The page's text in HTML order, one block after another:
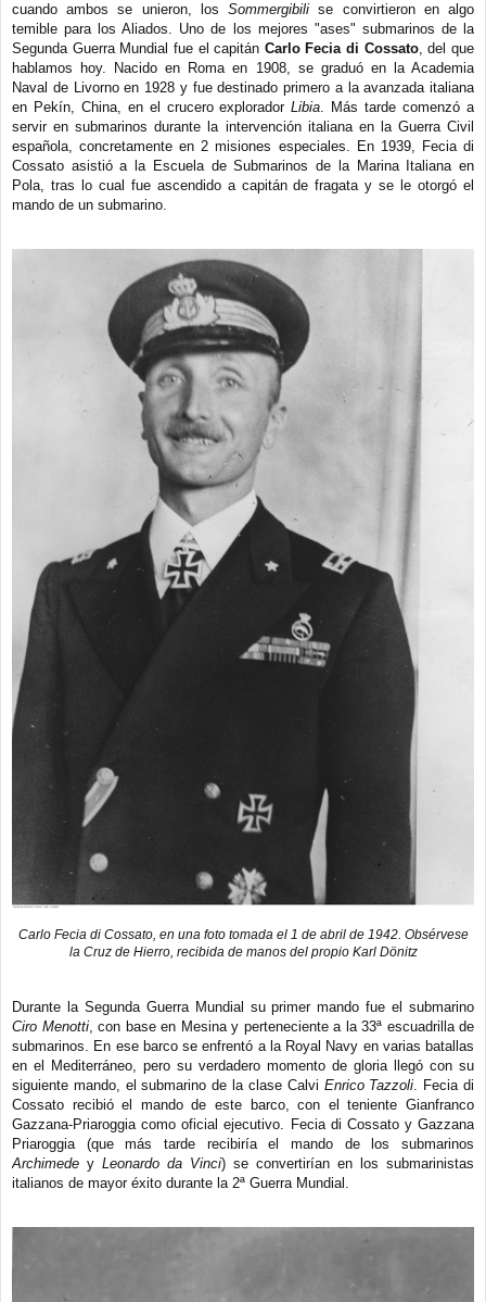
cuando ambos se unieron, losSommergibili se convirtieron en algo
temible para los Aliados. Uno de los mejores "ases" submarinos de la
Segunda Guerra Mundial fue el capitán Carlo Fecia di Cossato, del que
hablamos hoy. Nacido en Roma en 1908, se graduó en la Academia
Naval de Livorno en 1928 y fue destinado primero a la avanzada italiana
en Pekín, China, en el crucero exploradorLibia. Más tarde comenzó a
servir en submarinos durante la intervención italiana en la Guerra Civil
española, concretamente en 2 misiones especiales. En 1939, Fecia di
Cossato asistió a la Escuela de Submarinos de la Marina Italiana en
Pola, tras lo cual fue ascendido a capitán de fragata y se le otorgó el
mando de un submarino.
Carlo Fecia di Cossato, en una foto tomada el 1 de abril de 1942. Obsérvese
la Cruz de Hierro, recibida de manos del propio Karl Dönitz
Durante la Segunda Guerra Mundial su primer mando fue el submarino
Ciro Menotti, con base en Mesina y perteneciente a la 33ª escuadrilla de
submarinos. En ese barco se enfrentó a la Royal Navy en varias batallas
en el Mediterráneo, pero su verdadero momento de gloria llegó con su
siguiente mando, el submarino de la clase Calvi Enrico Tazzoli . Fecia di
Cossato recibió el mando de este barco, con el teniente Gianfranco
Gazzana-Priaroggia como oficial ejecutivo. Fecia di Cossato y Gazzana
Priaroggia (que más tarde recibiría el mando de los submarinos
Archimede y Leonardo da Vinci) se convertirían en los submarinistas
italianos de mayor éxito durante la 2ª Guerra Mundial.